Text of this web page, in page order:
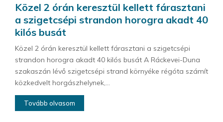
Közel 2 órán keresztül kellett fárasztani
a szigetcsépi strandon horogra akadt 40
kilós busát
Közel 2 órán keresztül kellett fárasztani a szigetcsépi
strandon horogra akadt 40 kilós busát A Ráckevei-Duna
szakaszán lévő szigetcsépi strand környéke régóta számít
közkedvelt horgászhelynek,...
Tovább olvasom